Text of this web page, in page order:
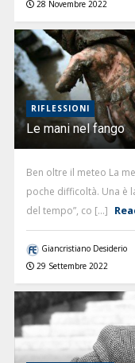
28 Novembre 2022
RIFLESSIONI
Le mani nel fango
Ben oltre il meteo La
poche difficoltà. Una è
del tempo”, co [...]
Giancristiano Desiderio
29 Settembre 2022